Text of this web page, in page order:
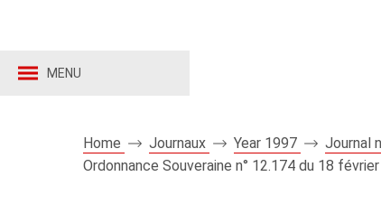
MENU
Home Journaux Year 1997
Journal
Ordonnance Souveraine n° 12.174 du 18